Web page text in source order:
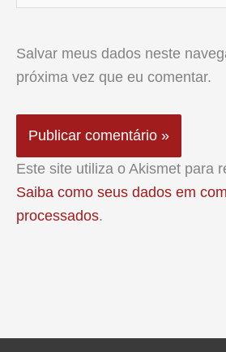
Salvar meus dados neste
próxima vez que eu comentar.
Este site utiliza o Akismet para
Saiba como seus dados em
processados.